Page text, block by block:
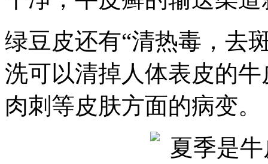
绿豆皮还有“清热毒，去
洗可以清掉人体表皮的
肉刺等皮肤方面的病变。